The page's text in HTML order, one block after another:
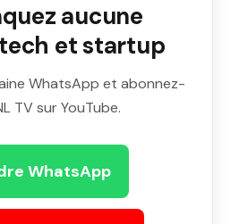
aucune
et startup
WhatsApp et abonnez-
TV sur YouTube.
WhatsApp